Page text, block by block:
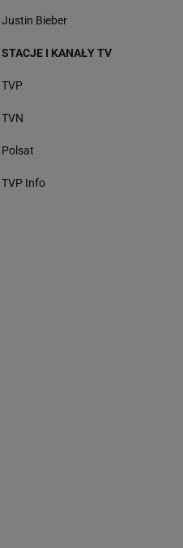
Justin Bieber
STACJE I KANAŁY TV
TVP
TVN
Polsat
TVP Info